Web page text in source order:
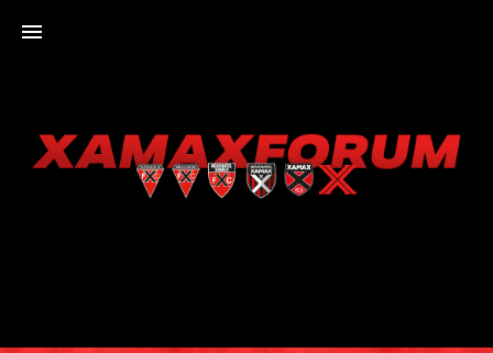
XAMAXFORUM